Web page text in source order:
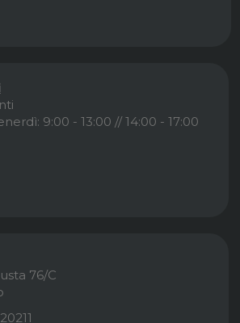
9:00 - 13:00 // 14:00 - 17:00
76/C